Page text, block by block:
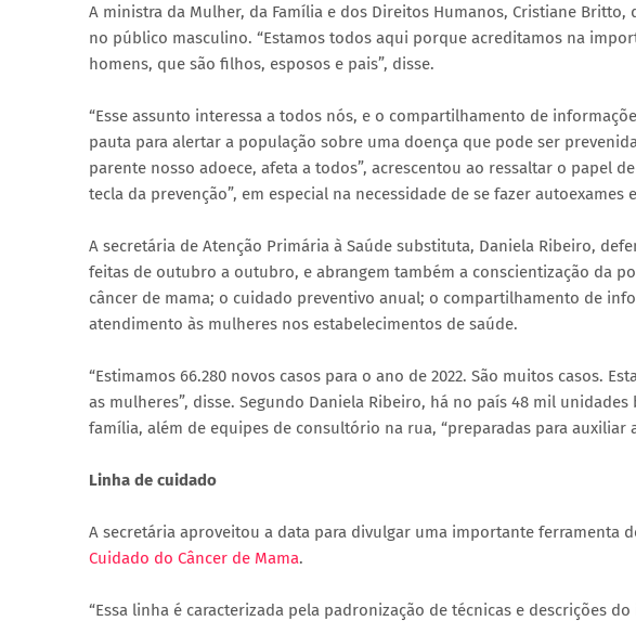
A ministra da Mulher, da Família e dos Direitos Humanos, Cristiane
no público masculino. “Estamos todos aqui porque acreditamos na
homens, que são filhos, esposos e pais”, disse.
“Esse assunto interessa a todos nós, e o compartilhamento de
pauta para alertar a população sobre uma doença que pode ser
parente nosso adoece, afeta a todos”, acrescentou ao ressaltar o papel
tecla da prevenção”, em especial na necessidade de se fazer autoexames
A secretária de Atenção Primária à Saúde substituta, Daniela Ribeiro,
feitas de outubro a outubro, e abrangem também a conscientização da
câncer de mama; o cuidado preventivo anual; o compartilhamento de
atendimento às mulheres nos estabelecimentos de saúde.
“Estimamos 66.280 novos casos para o ano de 2022. São muitos casos.
as mulheres”, disse. Segundo Daniela Ribeiro, há no país 48 mil
família, além de equipes de consultório na rua, “preparadas para auxiliar
Linha de cuidado
A secretária aproveitou a data para divulgar uma importante ferramenta
Cuidado do Câncer de Mama.
“Essa linha é caracterizada pela padronização de técnicas e descrições